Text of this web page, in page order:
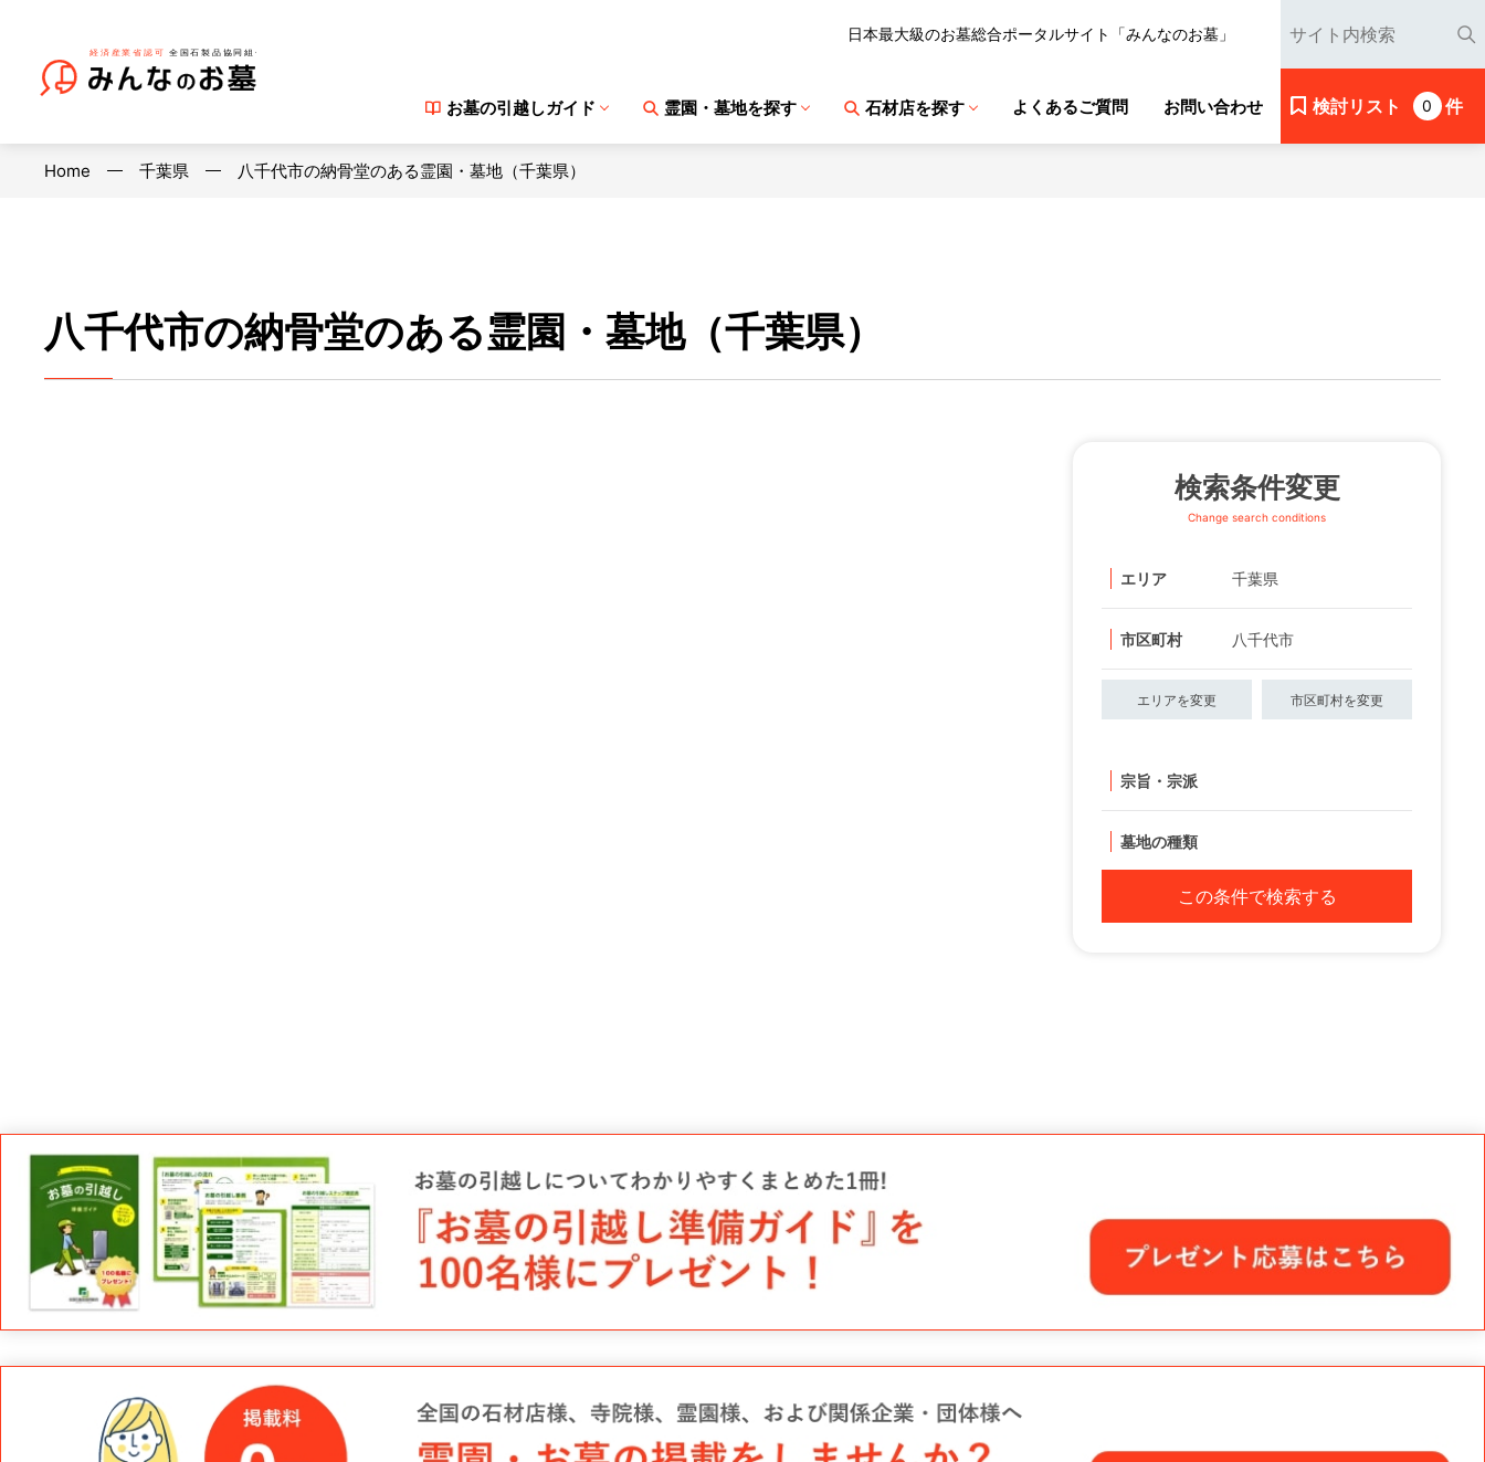
日本最大級のお墓総合ポータルサイト「みんなのお墓」
お墓の引越しガイド 霊園・墓地を探す 石材店を探す よくあるご質問 お問い合わせ 検討リスト 0 件
Home 千葉県 八千代市の納骨堂のある霊園・墓地（千葉県）
八千代市の納骨堂のある霊園・墓地（千葉県）
検索条件変更
Change search conditions
エリア 千葉県
市区町村 八千代市
エリアを変更 市区町村を変更
宗旨・宗派
墓地の種類
この条件で検索する